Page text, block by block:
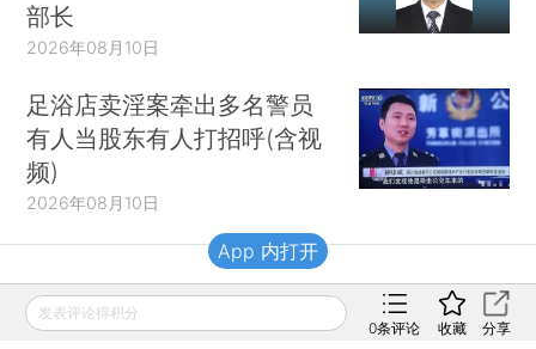
部长
2026年08月10日
足浴店卖淫案牵出多名警员
有人当股东有人打招呼(含视
频)
2026年08月10日
财新移动
发表评论得积分
0条评论 收藏 分享
App 内打开